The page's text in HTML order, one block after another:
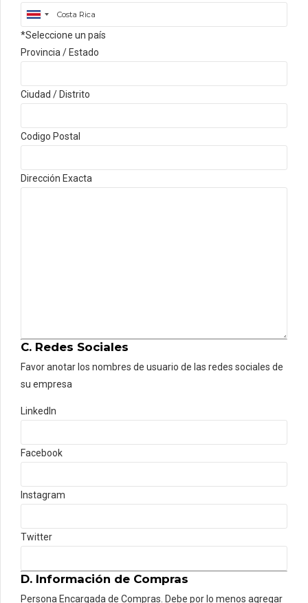
*Seleccione un país
Provincia / Estado
Ciudad / Distrito
Codigo Postal
Dirección Exacta
C. Redes Sociales
Favor anotar los nombres de usuario de las redes sociales de
su empresa
LinkedIn
Facebook
Instagram
Twitter
D. Información de Compras
Persona Encargada de Compras. Debe por lo menos agregar